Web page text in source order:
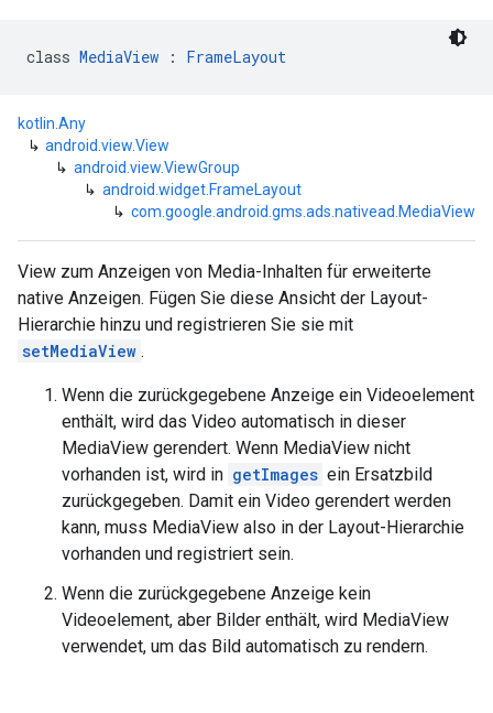
class MediaView : FrameLayout
kotlin.Any
↳ android.view.View
↳ android.view.ViewGroup
↳ android.widget.FrameLayout
↳ com.google.android.gms.ads.nativead.MediaView
View zum Anzeigen von Media-Inhalten für erweiterte
native Anzeigen. Fügen Sie diese Ansicht der Layout-
Hierarchie hinzu und registrieren Sie sie mit
setMediaView .
Wenn die zurückgegebene Anzeige ein Videoelement
enthält, wird das Video automatisch in dieser
MediaView gerendert. Wenn MediaView nicht
vorhanden ist, wird in getImages ein Ersatzbild
zurückgegeben. Damit ein Video gerendert werden
kann, muss MediaView also in der Layout-Hierarchie
vorhanden und registriert sein.
Wenn die zurückgegebene Anzeige kein
Videoelement, aber Bilder enthält, wird MediaView
verwendet, um das Bild automatisch zu rendern.